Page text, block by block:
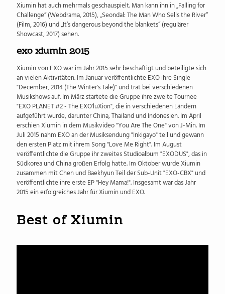
Xiumin hat auch mehrmals geschauspielt. Man kann ihn in „Falling for
Challenge“ (Webdrama, 2015), „Seondal: The Man Who Sells the River“
(Film, 2016) und „It’s dangerous beyond the blankets“ (regulärer
Showcast, 2017) sehen.
exo xiumin 2015
Xiumin von EXO war im Jahr 2015 sehr beschäftigt und beteiligte sich
an vielen Aktivitäten. Im Januar veröffentlichte EXO ihre Single
"December, 2014 (The Winter's Tale)" und trat bei verschiedenen
Musikshows auf. Im März startete die Gruppe ihre zweite Tournee
"EXO PLANET #2 - The EXO'luXion", die in verschiedenen Ländern
aufgeführt wurde, darunter China, Thailand und Indonesien. Im April
erschien Xiumin in dem Musikvideo "You Are The One" von J-Min. Im
Juli 2015 nahm EXO an der Musiksendung "Inkigayo" teil und gewann
den ersten Platz mit ihrem Song "Love Me Right". Im August
veröffentlichte die Gruppe ihr zweites Studioalbum "EXODUS", das in
Südkorea und China großen Erfolg hatte. Im Oktober wurde Xiumin
zusammen mit Chen und Baekhyun Teil der Sub-Unit "EXO-CBX" und
veröffentlichte ihre erste EP "Hey Mama!". Insgesamt war das Jahr
2015 ein erfolgreiches Jahr für Xiumin und EXO.
Best of Xiumin